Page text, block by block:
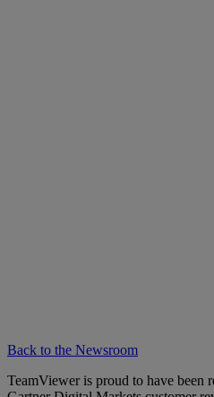
Back to the Newsroom
TeamViewer is proud to have been